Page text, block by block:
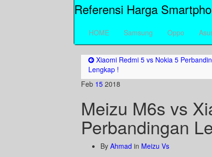
Referensi Harga
HOME Samsung Oppo
Xiaomi Redmi 5 vs Nokia 5
Lengkap !
Feb 15 2018
Meizu M6s vs
Perbandingan
By Ahmad in Meizu Vs